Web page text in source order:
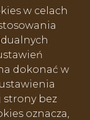
w celach
dokonać w
strony bez
oznacza,